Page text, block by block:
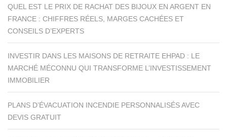
QUEL EST LE PRIX DE RACHAT DES BIJOUX EN ARGENT EN
FRANCE : CHIFFRES RÉELS, MARGES CACHÉES ET
CONSEILS D’EXPERTS
INVESTIR DANS LES MAISONS DE RETRAITE EHPAD : LE
MARCHÉ MÉCONNU QUI TRANSFORME L’INVESTISSEMENT
IMMOBILIER
PLANS D’ÉVACUATION INCENDIE PERSONNALISÉS AVEC
DEVIS GRATUIT